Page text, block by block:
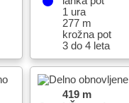
1 ura
277 m
krožna pot
3 do 4 leta
419 m